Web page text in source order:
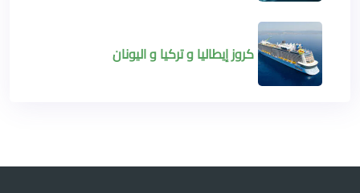
كروز إيطاليا و تركيا و اليونان